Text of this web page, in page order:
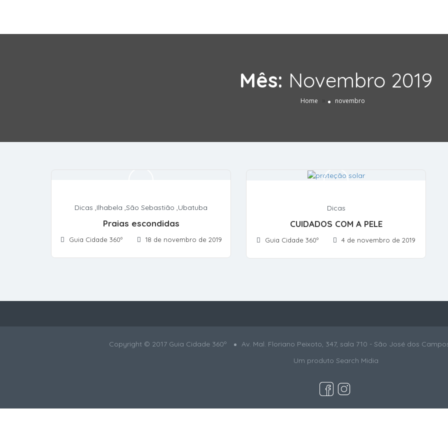
Mês: Novembro 2019
Home novembro
Dicas ,Ilhabela ,São Sebastião ,Ubatuba
Praias escondidas
Guia Cidade 360º 18 de novembro de 2019
Dicas
CUIDADOS COM A PELE
Guia Cidade 360º 4 de novembro de 2019
Copyright © 2017 Guia Cidade 360º Av. Mal. Floriano Peixoto, 347, sala 710 - São José dos
Um produto Search Midia